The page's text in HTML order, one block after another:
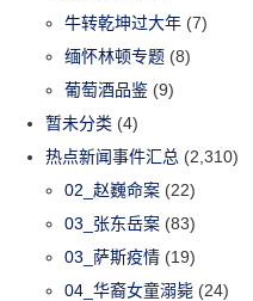
牛转乾坤过大年 (7)
缅怀林顿专题 (8)
葡萄酒品鉴 (9)
暂未分类 (4)
热点新闻事件汇总 (2,310)
02_赵巍命案 (22)
03_张东岳案 (83)
03_萨斯疫情 (19)
04_华裔女童溺毙 (24)